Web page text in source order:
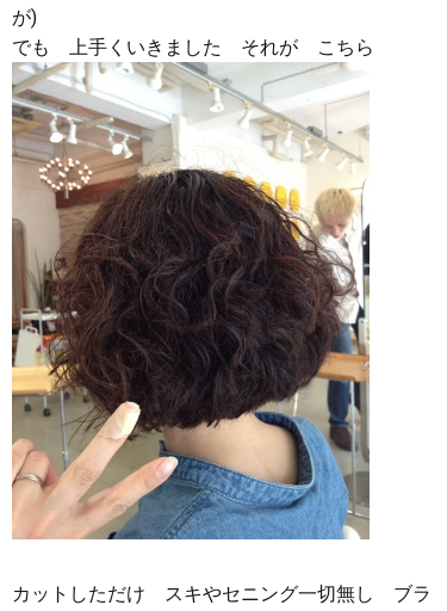
が)
でも 上手くいきました それが こちら
カットしただけ スキやセニング一切無し ブラ